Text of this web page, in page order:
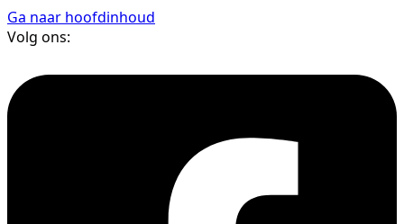
Ga naar hoofdinhoud
Volg ons: